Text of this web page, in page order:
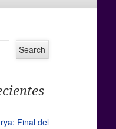
Final del